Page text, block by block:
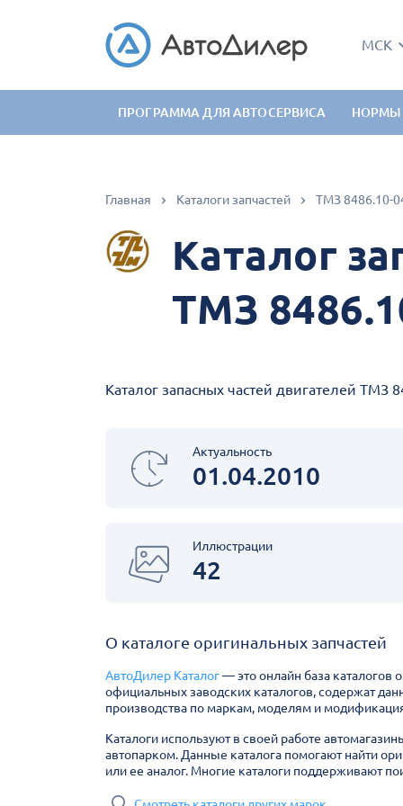
МСК
ПРОГРАММА ДЛЯ АВТОСЕРВИСА НОРМЫ
Главная Каталоги запчастей ТМЗ 8486.10-
Каталог
ТМЗ
Каталог запасных частей двигателей ТМЗ
Актуальность
01.04.2010
Иллюстрации
42
О каталоге оригинальных запчастей
АвтоДилер Каталог— это онлайн база каталогов
официальных заводских каталогов, содержат
производства по маркам, моделям и
Каталоги используют в своей работе
автопарком. Данные каталога помогают найти
или ее аналог. Многие каталоги поддерживают